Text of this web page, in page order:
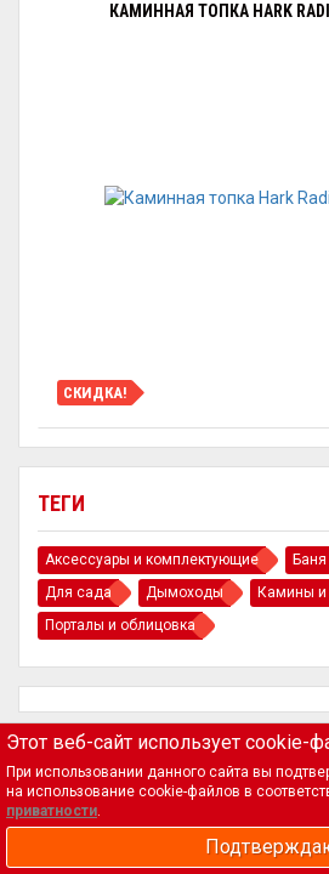
ТЕГИ
Аксессуары и комплектующие
Для сада
Дымоходы Камины и
Порталы и облицовка
КАМИННАЯ ТОПКА HARK
СКИДКА!
{region_field_4}
Этот веб-сайт использует cookie-
При использовании данного сайта вы
на использование cookie-файлов в
приватности.